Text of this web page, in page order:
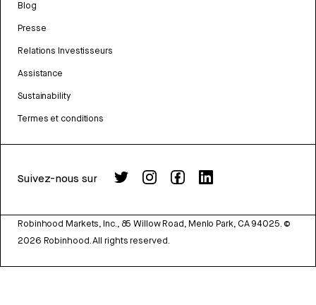
Blog
Presse
Relations Investisseurs
Assistance
Sustainability
Termes et conditions
Suivez-nous sur
Robinhood Markets, Inc., 85 Willow Road, Menlo Park, CA 94025. ©
2026 Robinhood. All rights reserved.